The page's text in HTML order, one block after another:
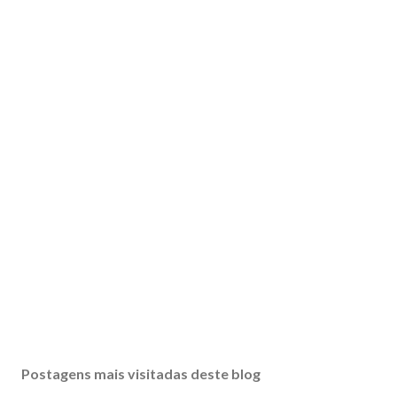
Postagens mais visitadas deste blog